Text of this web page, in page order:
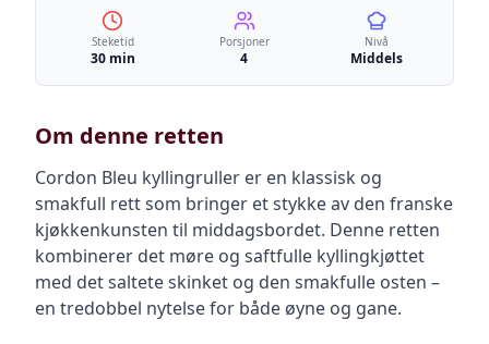
Steketid
30 min
Porsjoner
4
Nivå
Middels
Om denne retten
Cordon Bleu kyllingruller er en klassisk og
smakfull rett som bringer et stykke av den franske
kjøkkenkunsten til middagsbordet. Denne retten
kombinerer det møre og saftfulle kyllingkjøttet
med det saltete skinket og den smakfulle osten –
en tredobbel nytelse for både øyne og gane.